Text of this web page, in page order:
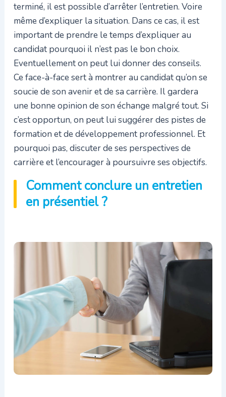
terminé, il est possible d’arrêter l’entretien. Voire
même d’expliquer la situation. Dans ce cas, il est
important de prendre le temps d’expliquer au
candidat pourquoi il n’est pas le bon choix.
Eventuellement on peut lui donner des conseils.
Ce face-à-face sert à montrer au candidat qu’on se
soucie de son avenir et de sa carrière. Il gardera
une bonne opinion de son échange malgré tout. Si
c’est opportun, on peut lui suggérer des pistes de
formation et de développement professionnel. Et
pourquoi pas, discuter de ses perspectives de
carrière et l’encourager à poursuivre ses objectifs.
Comment conclure un entretien
en présentiel ?